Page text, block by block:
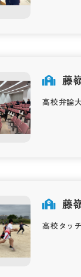
藤
高校弁論
藤
高校タッ